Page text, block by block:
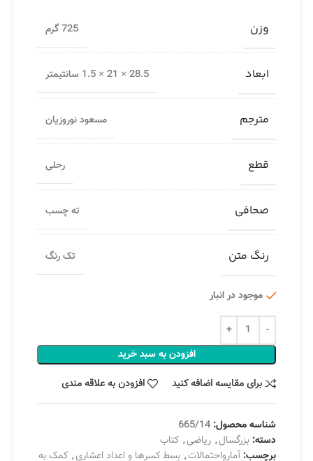
وزن 725 گرم
ابعاد 28.5 × 21 × 1.5 سانتیمتر
مترجم مسعود نوروزیان
قطع رحلی
صحافی ته چسب
رنگ متن تک رنگ
موجود در انبار
افزودن به سبد خرید
برای مقایسه اضافه کنید
افزودن به علاقه مندی
شناسه محصول: 665/14
دسته: بزرگسال, ریاضی, کتاب
برچسب: آمارواحتمالات, بسط کسرها و اعداد اعشاری, کمک به